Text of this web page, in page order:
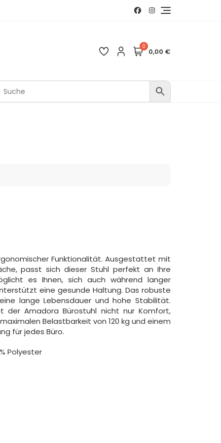
0
0,00 €
Funktionalität. Ausgestattet mit
passt sich dieser Stuhl perfekt an Ihre
es Ihnen, sich auch während langer
eine gesunde Haltung. Das robuste
lange Lebensdauer und hohe Stabilität.
der Amadora Bürostuhl nicht nur Komfort,
Belastbarkeit von 120 kg und einem
für jedes Büro.
Polyester